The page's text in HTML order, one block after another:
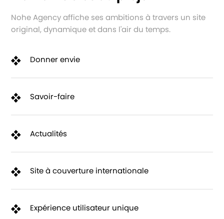
Nohe Agency affiche ses ambitions à travers un site
original, dynamique et dans l'air du temps.
Donner envie
Savoir-faire
Actualités
Site à couverture internationale
Expérience utilisateur unique